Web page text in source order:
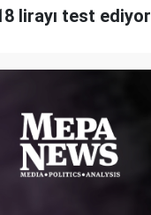
lirayı test ediyor